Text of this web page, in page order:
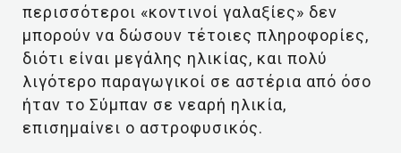
περισσότεροι «κοντινοί γαλαξίες» δεν
μπορούν να δώσουν τέτοιες πληροφορίες,
διότι είναι μεγάλης ηλικίας, και πολύ
λιγότερο παραγωγικοί σε αστέρια από όσο
ήταν το Σύμπαν σε νεαρή ηλικία,
επισημαίνει ο αστροφυσικός.